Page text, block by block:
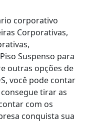
corporativo
Corporativas,
Suspenso para
outras opções de
você pode contar
tirar as
com os
conquista sua